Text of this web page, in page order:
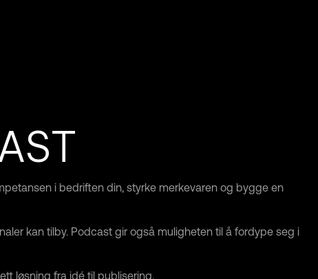
i bedriften din, styrke merkevaren og bygge en
kan tilby. Podcast gir også muligheten til å fordype seg i
løsning fra idé til publisering.